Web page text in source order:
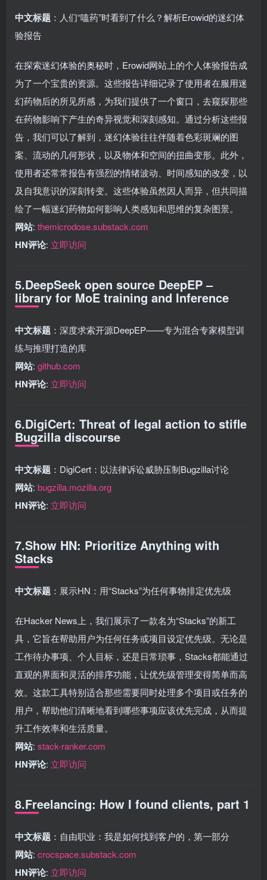
中文标题 ：人们“嗑药”时看到了什么？解析Erowid的迷幻体
验报告
在探索迷幻体验的奥秘时，Erowid网站上的个人体验报告成
为了一个宝贵的资源。这些报告详细记录了使用者在服用迷
幻药物后的所见所感，为我们提供了一个窗口，去窥探那些
在药物影响下产生的奇异视觉和深刻感知。通过分析这些报
告，我们可以了解到，迷幻体验往往伴随着色彩斑斓的图
案、流动的几何形状，以及物体和空间的扭曲变形。此外，
使用者还常常报告有强烈的情绪波动、时间感知的改变，以
及自我意识的深刻转变。这些体验虽然因人而异，但共同描
绘了一幅迷幻药物如何影响人类感知和思维的复杂图景。
网站: themicrodose.substack.com
HN评论: 立即访问
5.DeepSeek open source DeepEP –
library for MoE training and Inference
中文标题 ：深度求索开源DeepEP——专为混合专家模型训
练与推理打造的库
网站: github.com
HN评论: 立即访问
6.DigiCert: Threat of legal action to stifle
Bugzilla discourse
中文标题 ：DigiCert：以法律诉讼威胁压制Bugzilla讨论
网站: bugzilla.mozilla.org
HN评论: 立即访问
7.Show HN: Prioritize Anything with
Stacks
中文标题 ：展示HN：用“Stacks”为任何事物排定优先级
在Hacker News上，我们展示了一款名为“Stacks”的新工
具，它旨在帮助用户为任何任务或项目设定优先级。无论是
工作待办事项、个人目标，还是日常琐事，Stacks都能通过
直观的界面和灵活的排序功能，让优先级管理变得简单而高
效。这款工具特别适合那些需要同时处理多个项目或任务的
用户，帮助他们清晰地看到哪些事项应该优先完成，从而提
升工作效率和生活质量。
网站: stack-ranker.com
HN评论: 立即访问
8.Freelancing: How I found clients, part 1
中文标题 ：自由职业：我是如何找到客户的，第一部分
网站: crocspace.substack.com
HN评论: 立即访问